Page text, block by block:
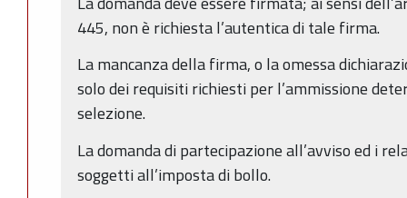
445, non è richiesta l’autentica di tale firma.
La mancanza della firma, o la omessa
solo dei requisiti richiesti per l’ammissione
selezione.
La domanda di partecipazione all’avviso ed i
soggetti all’imposta di bollo.